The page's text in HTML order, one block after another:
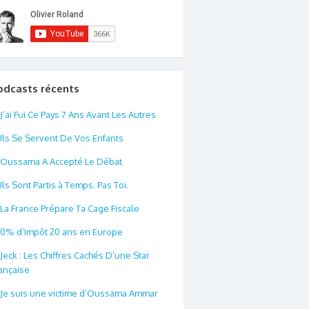
récents
J’ai Fui Ce Pays 7 Ans Avant Les Autres
Ils Se Servent De Vos Enfants
Oussama A Accepté Le Débat
Ils Sont Partis à Temps. Pas Toi.
La France Prépare Ta Cage Fiscale
0% d’Impôt 20 ans en Europe
Jeck : Les Chiffres Cachés D’une Star
Je suis une victime d’Oussama Ammar